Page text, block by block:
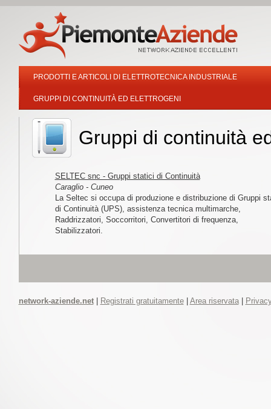
PRODOTTI E ARTICOLI DI ELETTROTECNICA INDUSTRIALE
GRUPPI DI CONTINUITÀ ED ELETTROGENI
Gruppi di continuità
SELTEC snc - Gruppi statici di Continuità
Caraglio - Cuneo
La Seltec si occupa di produzione e distribuzione di Gruppi
di Continuità (UPS), assistenza tecnica multimarche,
Raddrizzatori, Soccorritori, Convertitori di frequenza,
Stabilizzatori.
network-aziende.net| Registrati gratuitamente| Area riservata|